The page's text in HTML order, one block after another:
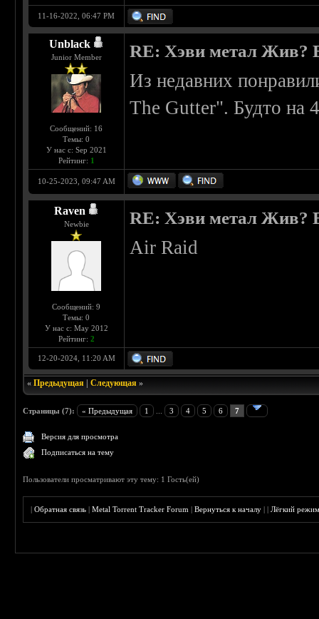
11-16-2022, 06:47 PM
Unblack
Junior Member
Сообщений: 16
Темы: 0
У нас с: Sep 2021
Рейтинг: 1
RE: Хэви метал Жив?
Из недавних
The Gutter". Будто на
10-25-2023, 09:47 AM
Raven
Newbie
Сообщений: 9
Темы: 0
У нас с: May 2012
Рейтинг: 2
RE: Хэви метал Жив?
Air Raid
12-20-2024, 11:20 AM
«Предыдущая |Следующая »
Страницы (7): « Предыдущая 1 3 4 5 6 7
Версия для просмотра
Подписаться на тему
Пользователи просматривают эту тему: 1 Гость(ей)
|Обратная связь |Metal Torrent Tracker Forum |Вернуться к началу ||Лёгкий